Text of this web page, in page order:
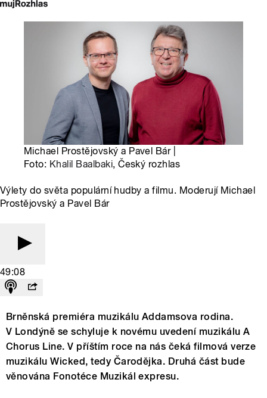
Michael Prostějovský a Pavel Bár |
Foto: Khalil Baalbaki, Český rozhlas
Výlety do světa populární hudby a filmu. Moderují Michael
Prostějovský a Pavel Bár
49:08
Brněnská premiéra muzikálu Addamsova rodina.
V Londýně se schyluje k novému uvedení muzikálu A
Chorus Line. V příštím roce na nás čeká filmová verze
muzikálu Wicked, tedy Čarodějka. Druhá část bude
věnována Fonotéce Muzikál expresu.